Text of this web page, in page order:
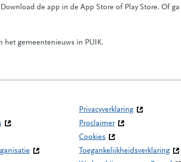
de app in de App Store of Play Store. Of ga
andere website)
het gemeentenieuws in PUIK.
Privacyverklaring
Proclaimer
Cookies
Toegankelijkheidsverklaring